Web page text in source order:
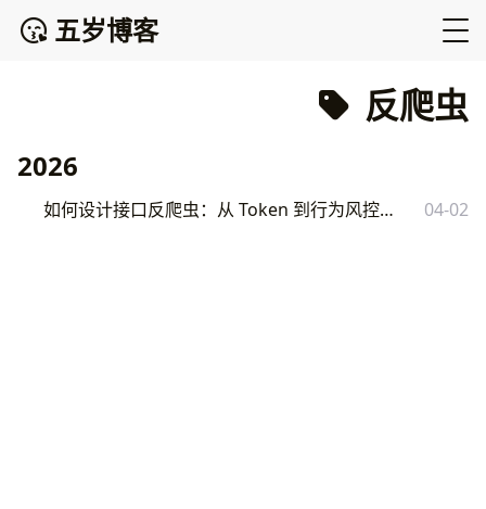
五岁博客
反爬虫
2026
如何设计接口反爬虫：从 Token 到行为风控的完整方案 04-02